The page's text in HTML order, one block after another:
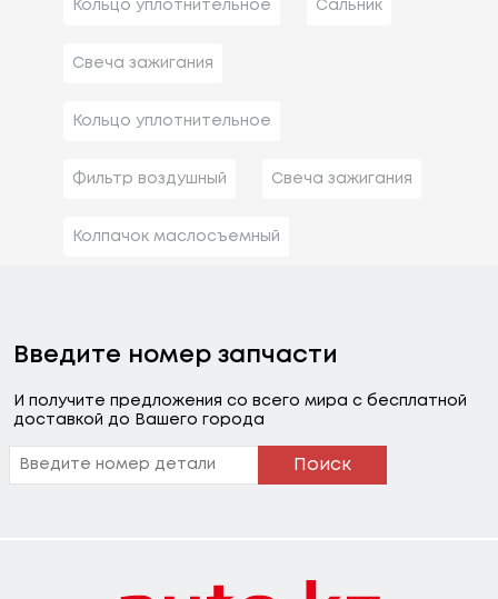
Кольцо уплотнительное Сальник
Свеча зажигания
Кольцо уплотнительное
Фильтр воздушный Свеча зажигания
Колпачок маслосъемный
Введите номер запчасти
И получите предложения со всего мира с бесплатной
доставкой до Вашего города
Поиск